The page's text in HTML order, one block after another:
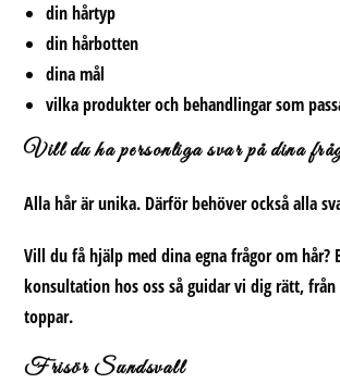
din hårtyp
din hårbotten
dina mål
vilka produkter och behandlingar som
Vill du ha personliga svar på dina
Alla hår är unika. Därför behöver också alla
Vill du få hjälp med dina egnafrågor om hår?
konsultation hos oss så guidar vi dig rätt,
toppar.
Frisör Sundsvall